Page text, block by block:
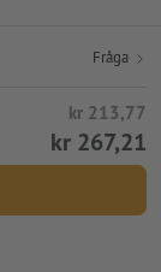
Fråga
kr 213,77
kr 267,21